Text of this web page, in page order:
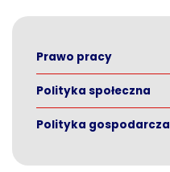
Prawo pracy
Polityka społeczna
Polityka gospodarcza